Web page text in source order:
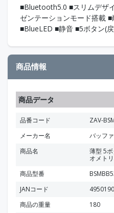
■Bluetooth5.0 ■スリムデザ
ゼンテーションモード搭載
■BlueLED ■静音 ■5ボタン(
商品情報
商品データ
品番コード
ZAV-
メーカー名
バッフ
商品名
薄型 5
オメト
商品型番
JANコード
商品の重量
180